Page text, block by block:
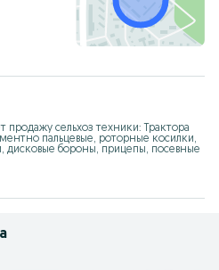
продажу сельхоз техники: Трактора
пальцевые, роторные косилки,
дисковые бороны, прицепы, посевные